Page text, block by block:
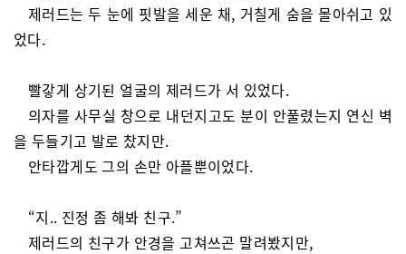
제러드는 두 눈에 핏발을 세운 채, 거칠게 숨을 몰아쉬고 있
었다.
빨갛게 상기된 얼굴의 제러드가 서 있었다.
의자를 사무실 창으로 내던지고도 분이 안풀렸는지 연신 벽
을 두들기고 발로 찼지만.
안타깝게도 그의 손만 아플뿐이었다.
“지.. 진정 좀 해봐 친구.”
제러드의 친구가 안경을 고쳐쓰곤 말려봤지만,